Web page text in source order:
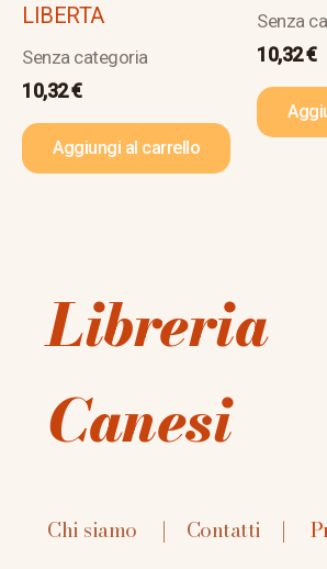
LIBERTA
Senza categoria
10,32€
Aggiungi al carrello
Senza
10,32€
Libreria
Canesi
Chi siamo | Contatti |